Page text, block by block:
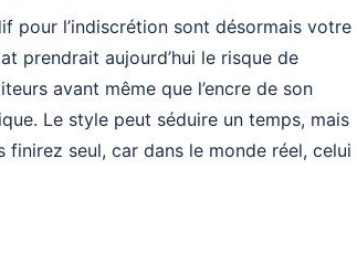
pour l’indiscrétion sont désormais votre
prendrait aujourd’hui le risque de
avant même que l’encre de son
Le style peut séduire un temps, mais
seul, car dans le monde réel, celui